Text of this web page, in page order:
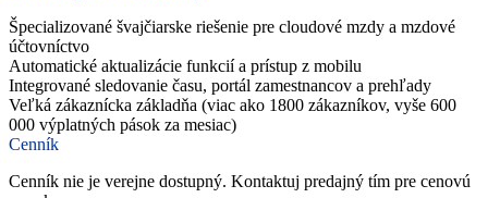
Špecializované švajčiarske riešenie pre cloudové mzdy a mzdové
účtovníctvo
Automatické aktualizácie funkcií a prístup z mobilu
Integrované sledovanie času, portál zamestnancov a prehľady
Veľká zákaznícka základňa (viac ako 1800 zákazníkov, vyše 600
000 výplatných pások za mesiac)
Cenník
Cenník nie je verejne dostupný. Kontaktuj predajný tím pre cenovú